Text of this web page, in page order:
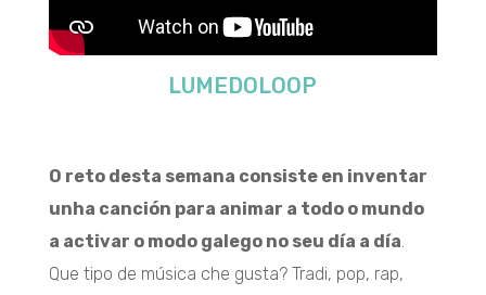
LUMEDOLOOP
O reto desta semana consiste en inventar
unha canción para animar a todo o mundo
a activar o modo galego no seu día a día.
Que tipo de música che gusta? Tradi, pop, rap,